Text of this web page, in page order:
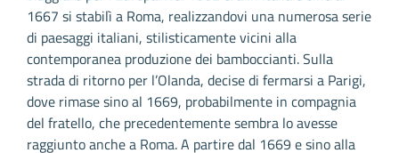
1667 si stabilì a Roma, realizzandovi una numerosa serie
di paesaggi italiani, stilisticamente vicini alla
contemporanea produzione dei bamboccianti. Sulla
strada di ritorno per l’Olanda, decise di fermarsi a Parigi,
dove rimase sino al 1669, probabilmente in compagnia
del fratello, che precedentemente sembra lo avesse
raggiunto anche a Roma. A partire dal 1669 e sino alla